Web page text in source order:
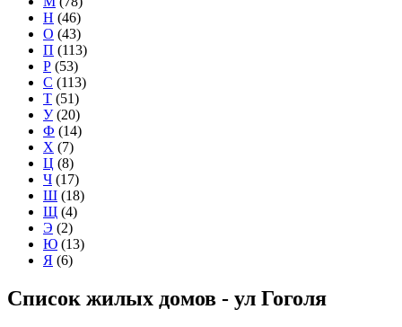
Н (46)
О (43)
П (113)
Р (53)
С (113)
Т (51)
У(20)
Ф (14)
Х (7)
Ц (8)
Ч (17)
Ш (18)
Щ (4)
Э (2)
Ю (13)
Я (6)
Список жилых домов - ул Гоголя